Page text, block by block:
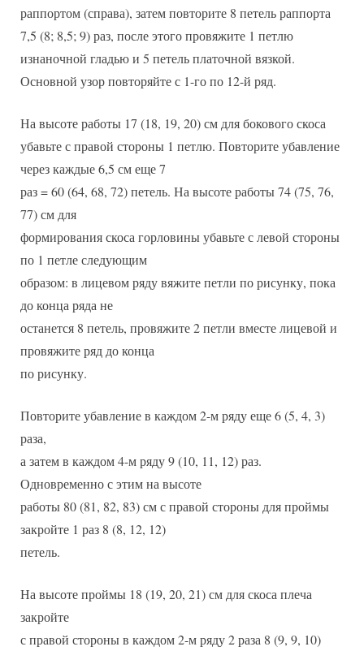
раппортом (справа), затем повторите 8 петель раппорта
7,5 (8; 8,5; 9) раз, после этого провяжите 1 петлю
изнаночной гладью и 5 петель платочной вязкой.
Основной узор повторяйте с 1-го по 12-й ряд.
На высоте работы 17 (18, 19, 20) см для бокового скоса
убавьте с правой стороны 1 петлю. Повторите убавление
через каждые 6,5 см еще 7
раз = 60 (64, 68, 72) петель. На высоте работы 74 (75, 76,
77) см для
формирования скоса горловины убавьте с левой стороны
по 1 петле следующим
образом: в лицевом ряду вяжите петли по рисунку, пока
до конца ряда не
останется 8 петель, провяжите 2 петли вместе лицевой и
провяжите ряд до конца
по рисунку.
Повторите убавление в каждом 2-м ряду еще 6 (5, 4, 3)
раза,
а затем в каждом 4-м ряду 9 (10, 11, 12) раз.
Одновременно с этим на высоте
работы 80 (81, 82, 83) см с правой стороны для проймы
закройте 1 раз 8 (8, 12, 12)
петель.
На высоте проймы 18 (19, 20, 21) см для скоса плеча
закройте
с правой стороны в каждом 2-м ряду 2 раза 8 (9, 9, 10)